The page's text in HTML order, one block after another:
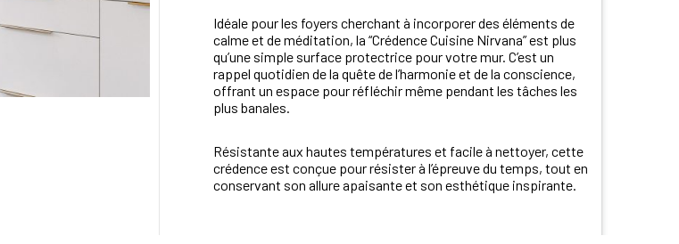
Idéale pour les foyers cherchant à incorporer des éléments de
calme et de méditation, la “Crédence Cuisine Nirvana” est plus
qu’une simple surface protectrice pour votre mur. C’est un
rappel quotidien de la quête de l’harmonie et de la conscience,
offrant un espace pour réfléchir même pendant les tâches les
plus banales.
Résistante aux hautes températures et facile à nettoyer, cette
crédence est conçue pour résister à l’épreuve du temps, tout en
conservant son allure apaisante et son esthétique inspirante.